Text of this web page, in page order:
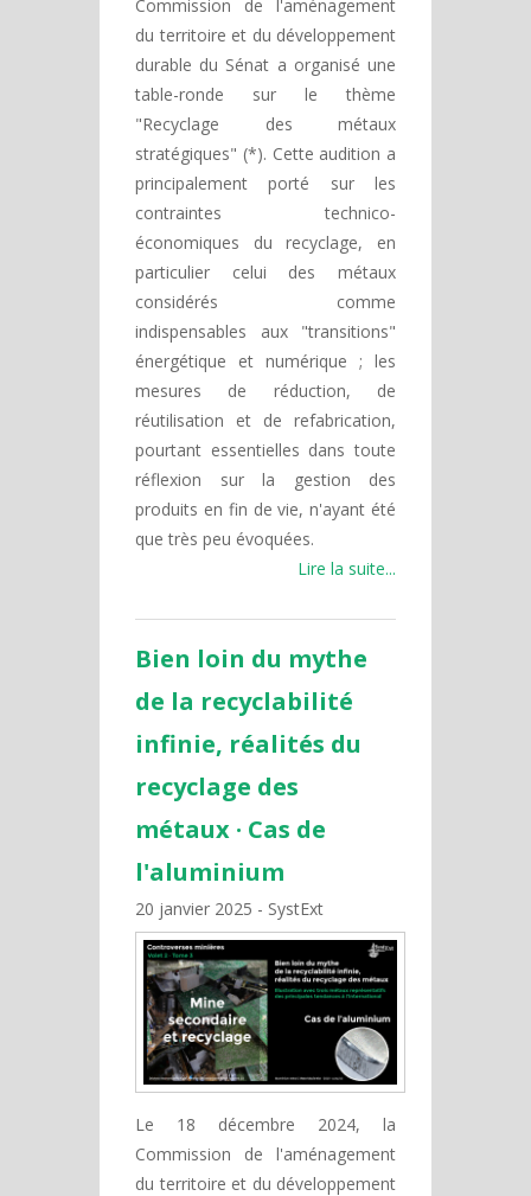
Commission de l'aménagement
du territoire et du développement
durable du Sénat a organisé une
table-ronde sur le thème
"Recyclage des métaux
stratégiques" (*). Cette audition a
principalement porté sur les
contraintes technico-
économiques du recyclage, en
particulier celui des métaux
considérés comme
indispensables aux "transitions"
énergétique et numérique ; les
mesures de réduction, de
réutilisation et de refabrication,
pourtant essentielles dans toute
réflexion sur la gestion des
produits en fin de vie, n'ayant été
que très peu évoquées.
Lire la suite...
Bien loin du mythe
de la recyclabilité
infinie, réalités du
recyclage des
métaux · Cas de
l'aluminium
20 janvier 2025 SystExt
Le 18 décembre 2024, la
Commission de l'aménagement
du territoire et du développement